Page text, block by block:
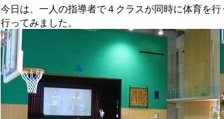
今日は、一人の指導者で４クラスが同時に体育を行
行ってみました。